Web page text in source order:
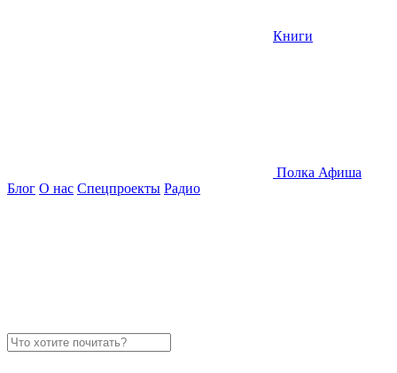
Книги
Полка Афиша
Блог О нас Спецпроекты Радио